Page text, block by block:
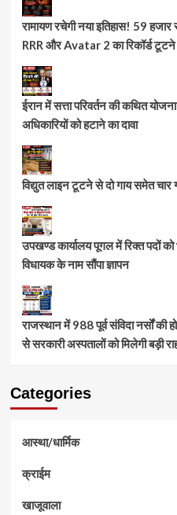
रामायण रचेगी नया इतिहास! 59 हजार
RRR और Avatar 2 का रिकॉर्ड टूटने
ईरान में सत्ता परिवर्तन की कथित
अधिकारियों को हटाने का दावा
विद्युत लाइन टूटने से दो गाय समेत चार
उपखण्ड कार्यालय पूगल में रिक्त पदों
विधायक के नाम सौंपा ज्ञापन
राजस्थान में 988 पूर्व संविदा नर्सों की
से सरकारी अस्पतालों को मिलेगी बड़ी
Categories
आस्था/धार्मिक
क्राईम
खाजूवाला